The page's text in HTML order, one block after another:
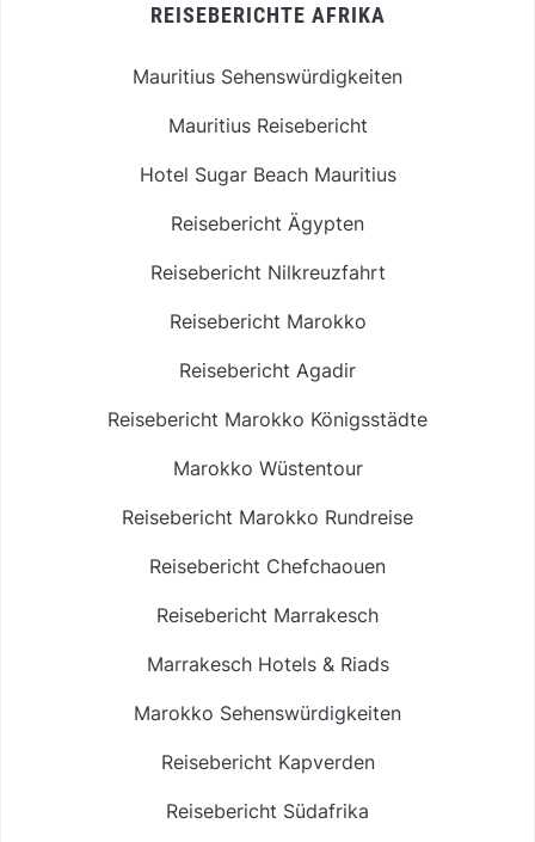
REISEBERICHTE AFRIKA
Mauritius Sehenswürdigkeiten
Mauritius Reisebericht
Hotel Sugar Beach Mauritius
Reisebericht Ägypten
Reisebericht Nilkreuzfahrt
Reisebericht Marokko
Reisebericht Agadir
Reisebericht Marokko Königsstädte
Marokko Wüstentour
Reisebericht Marokko Rundreise
Reisebericht Chefchaouen
Reisebericht Marrakesch
Marrakesch Hotels & Riads
Marokko Sehenswürdigkeiten
Reisebericht Kapverden
Reisebericht Südafrika